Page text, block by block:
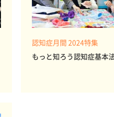
認知症月間 2024特集
もっと知ろう認知症基